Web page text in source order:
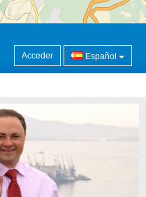
Acceder Español